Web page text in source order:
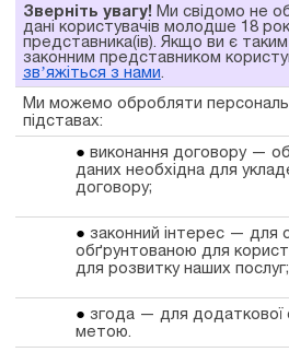
Зверніть увагу! Ми свідомо не
дані користувачів молодше 18
представника(ів). Якщо ви є
законним представником
звʼяжіться з нами.
Ми можемо обробляти
підставах:
виконання договору —
даних необхідна для
договору;
законний інтерес — для
обґрунтованою для
для розвитку наших послуг;
згода — для додаткової
метою.